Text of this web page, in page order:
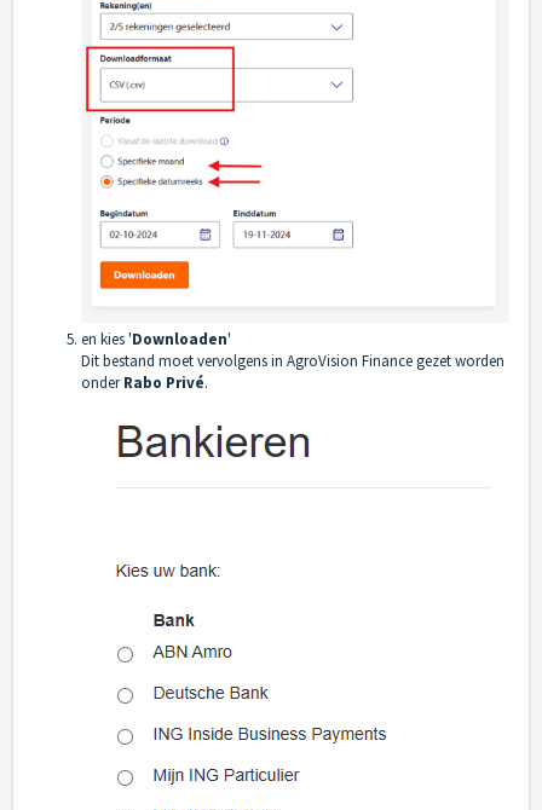
en kies 'Downloaden'
Dit bestand moet vervolgens in AgroVision Finance gezet worden
onderRabo Privé.